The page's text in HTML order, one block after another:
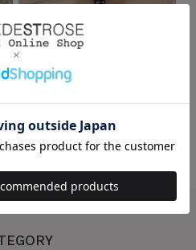
身長：159cm
2026.03.09
ぱんだ🐼🐾(159cm）
（全2件）
1